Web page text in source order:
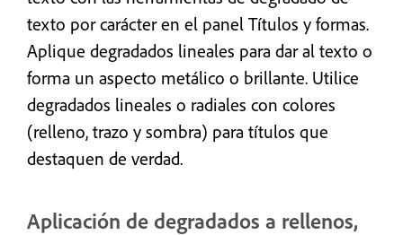
texto por carácter en el panel Títulos y formas.
Aplique degradados lineales para dar al texto o
forma un aspecto metálico o brillante. Utilice
degradados lineales o radiales con colores
(relleno, trazo y sombra) para títulos que
destaquen de verdad.
Aplicación de degradados a rellenos,